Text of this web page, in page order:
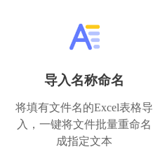
导入名称命名
将填有文件名的Excel表格导
入，一键将文件批量重命名
成指定文本